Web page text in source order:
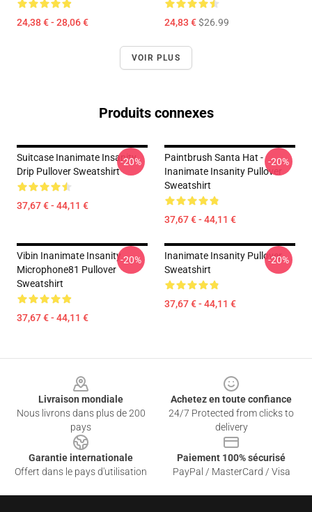
24,38 € - 28,06 € 24,83 €$26.99
VOIR PLUS
Produits connexes
Suitcase Inanimate Insanity
Drip Pullover Sweatshirt
37,67 € - 44,11 €
-20%
Paintbrush Santa Hat -
Inanimate Insanity Pullover
Sweatshirt
37,67 € - 44,11 €
-20%
Vibin Inanimate Insanity
Microphone81 Pullover
Sweatshirt
37,67 € - 44,11 €
-20%
Inanimate Insanity Pullover
Sweatshirt
37,67 € - 44,11 €
-20%
Livraison mondiale
Nous livrons dans plus de 200
pays
Achetez en toute confiance
24/7 Protected from clicks to
delivery
Garantie internationale
Offert dans le pays d'utilisation
Paiement 100% sécurisé
PayPal / MasterCard / Visa